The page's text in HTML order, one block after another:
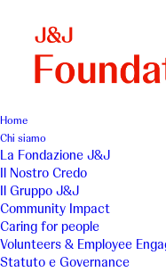
Home
Chi siamo
La Fondazione J&J
Il Nostro Credo
Il Gruppo J&J
Community Impact
Caring for people
Volunteers & Employee
Statuto e Governance
Toscana